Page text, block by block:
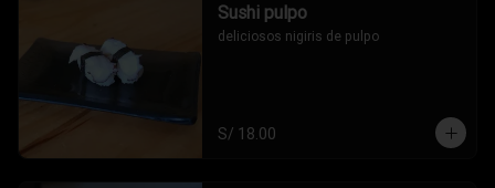
Sushi pulpo
deliciosos nigiris de pulpo
S/ 18.00